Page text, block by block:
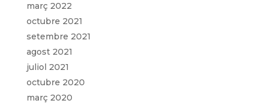
març 2022
octubre 2021
setembre 2021
agost 2021
juliol 2021
octubre 2020
març 2020